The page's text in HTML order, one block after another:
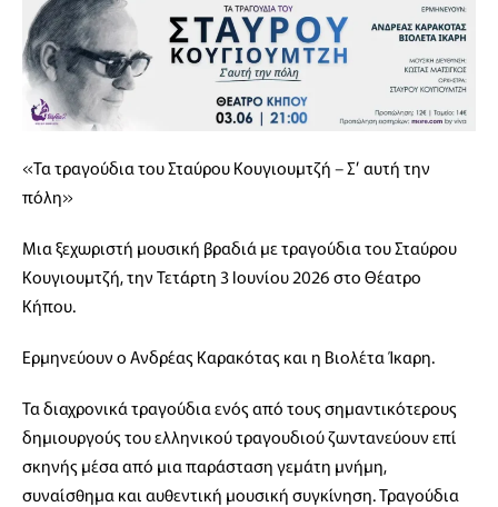
«Τα τραγούδια του Σταύρου Κουγιουμτζή – Σ’ αυτή την
πόλη»
Μια ξεχωριστή μουσική βραδιά με τραγούδια του Σταύρου
Κουγιουμτζή, την Τετάρτη 3 Ιουνίου 2026 στο Θέατρο
Κήπου.
Ερμηνεύουν ο Ανδρέας Καρακότας και η Βιολέτα Ίκαρη.
Τα διαχρονικά τραγούδια ενός από τους σημαντικότερους
δημιουργούς του ελληνικού τραγουδιού ζωντανεύουν επί
σκηνής μέσα από μια παράσταση γεμάτη μνήμη,
συναίσθημα και αυθεντική μουσική συγκίνηση. Τραγούδια